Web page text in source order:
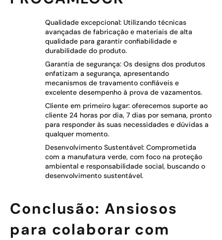
Qualidade excepcional: Utilizando técnicas
avançadas de fabricação e materiais de alta
qualidade para garantir confiabilidade e
durabilidade do produto.
Garantia de segurança: Os designs dos produtos
enfatizam a segurança, apresentando
mecanismos de travamento confiáveis e
excelente desempenho à prova de vazamentos.
Cliente em primeiro lugar: oferecemos suporte ao
cliente 24 horas por dia, 7 dias por semana, pronto
para responder às suas necessidades e dúvidas a
qualquer momento.
Desenvolvimento Sustentável: Comprometida
com a manufatura verde, com foco na proteção
ambiental e responsabilidade social, buscando o
desenvolvimento sustentável.
Conclusão: Ansiosos
para colaborar com